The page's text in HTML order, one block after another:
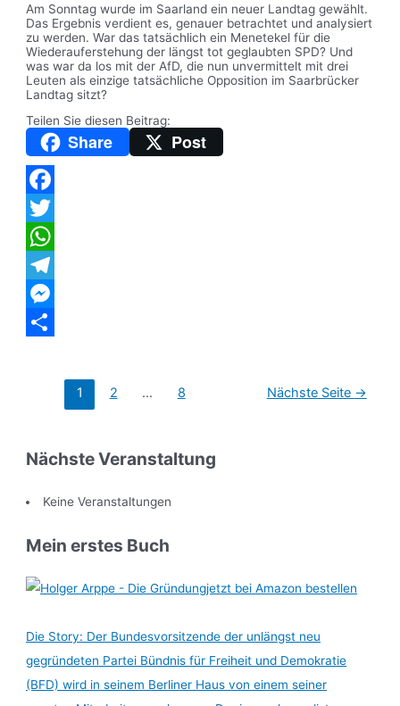
Am Sonntag wurde im Saarland ein neuer Landtag gewählt.
Das Ergebnis verdient es, genauer betrachtet und analysiert
zu werden. War das tatsächlich ein Menetekel für die
Wiederauferstehung der längst tot geglaubten SPD? Und
was war da los mit der AfD, die nun unvermittelt mit drei
Leuten als einzige tatsächliche Opposition im Saarbrücker
Landtag sitzt?
Teilen Sie diesen Beitrag:
Share Post
Facebook
Twitter
WhatsApp
Telegram
Messenger
Seitennummerierung
1 2 … 8 Nächste Seite →
Nächste Veranstaltung
Keine Veranstaltungen
Mein erstes Buch
jetzt bei Amazon bestellen
Die Story: Der Bundesvorsitzende der unlängst neu
gegründeten Partei Bündnis für Freiheit und Demokratie
(BFD) wird in seinem Berliner Haus von einem seiner